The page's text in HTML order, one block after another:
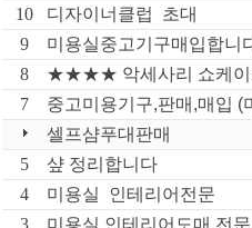
10
디자이너클럽 초대
9
미용실중고기구매입합니
8
★★★★ 악세사리 쇼케
7
중고미용기구,판매,매입 (
셀프샴푸대판매
5
샾 정리합니다
4
미용실 인테리어전문
3
미용실 인테리어도매 전